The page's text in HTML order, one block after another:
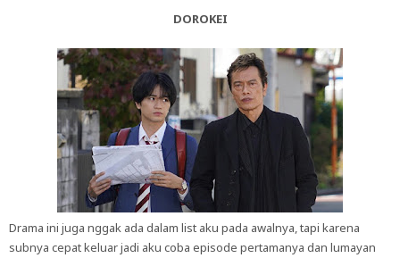
DOROKEI
Drama ini juga nggak ada dalam list aku pada awalnya, tapi karena
subnya cepat keluar jadi aku coba episode pertamanya dan lumayan